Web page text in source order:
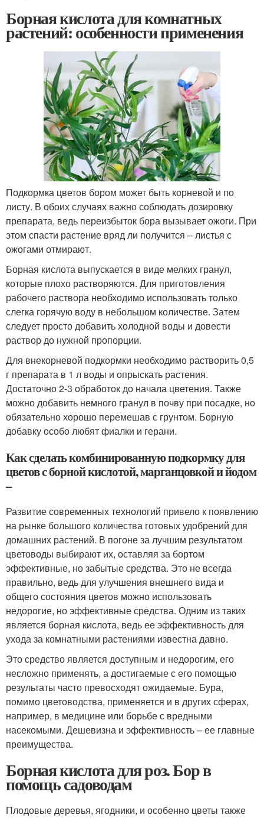
Борная кислота для комнатных
растений: особенности применения
Подкормка цветов бором может быть корневой и по
листу. В обоих случаях важно соблюдать дозировку
препарата, ведь переизбыток бора вызывает ожоги. При
этом спасти растение вряд ли получится – листья с
ожогами отмирают.
Борная кислота выпускается в виде мелких гранул,
которые плохо растворяются. Для приготовления
рабочего раствора необходимо использовать только
слегка горячую воду в небольшом количестве. Затем
следует просто добавить холодной воды и довести
раствор до нужной пропорции.
Для внекорневой подкормки необходимо растворить 0,5
г препарата в 1 л воды и опрыскать растения.
Достаточно 2-3 обработок до начала цветения. Также
можно добавить немного гранул в почву при посадке, но
обязательно хорошо перемешав с грунтом. Борную
добавку особо любят фиалки и герани.
Как сделать комбинированную подкормку для
цветов с борной кислотой, марганцовкой и йодом
–
Развитие современных технологий привело к появлению
на рынке большого количества готовых удобрений для
домашних растений. В погоне за лучшим результатом
цветоводы выбирают их, оставляя за бортом
эффективные, но забытые средства. Это не всегда
правильно, ведь для улучшения внешнего вида и
общего состояния цветов можно использовать
недорогие, но эффективные средства. Одним из таких
является борная кислота, ведь ее эффективность для
ухода за комнатными растениями известна давно.
Это средство является доступным и недорогим, его
несложно применять, а достигаемые с его помощью
результаты часто превосходят ожидаемые. Бура,
помимо цветоводства, применяется и в других сферах,
например, в медицине или борьбе с вредными
насекомыми. Дешевизна и эффективность – ее главные
преимущества.
Борная кислота для роз. Бор в
помощь садоводам
Плодовые деревья, ягодники, и особенно цветы также